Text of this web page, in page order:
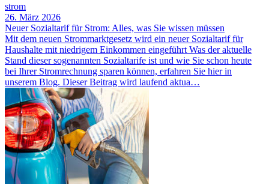
strom
26. März 2026
Neuer Sozialtarif für Strom: Alles, was Sie wissen müssen
Mit dem neuen Strommarktgesetz wird ein neuer Sozialtarif für
Haushalte mit niedrigem Einkommen eingeführt Was der aktuelle
Stand dieser sogenannten Sozialtarife ist und wie Sie schon heute
bei Ihrer Stromrechnung sparen können, erfahren Sie hier in
unserem Blog. Dieser Beitrag wird laufend aktua…